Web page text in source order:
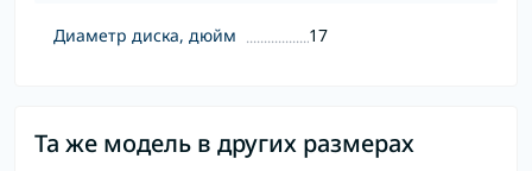
Диаметр диска, дюйм 17
Та же модель в других размерах